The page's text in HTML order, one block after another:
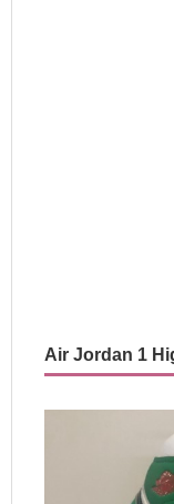
Air Jordan 1